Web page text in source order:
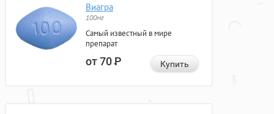
Виагра
100мг
Самый известный в мире
препарат
от 70Р Купить